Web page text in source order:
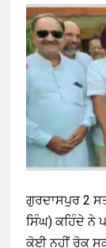
ਗੁਰਦਾਸਪੁਰ 2
ਸਿੰਘ) ਕਹਿੰਦੇ ਨੇ
ਕੋਈ ਨਹੀਂ ਰੋਕ